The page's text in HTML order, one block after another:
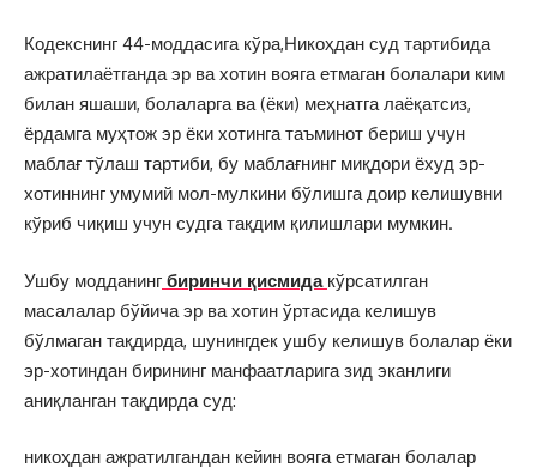
Кодекснинг 44-моддасига кўра,Никоҳдан суд тартибида
ажратилаётганда эр ва хотин вояга етмаган болалари ким
билан яшаши, болаларга ва (ёки) меҳнатга лаёқатсиз,
ёрдамга муҳтож эр ёки хотинга таъминот бериш учун
маблағ тўлаш тартиби, бу маблағнинг миқдори ёхуд эр-
хотиннинг умумий мол-мулкини бўлишга доир келишувни
кўриб чиқиш учун судга тақдим қилишлари мумкин.
Ушбу модданинг биринчи қисмида кўрсатилган
масалалар бўйича эр ва хотин ўртасида келишув
бўлмаган тақдирда, шунингдек ушбу келишув болалар ёки
эр-хотиндан бирининг манфаатларига зид эканлиги
аниқланган тақдирда суд:
никоҳдан ажратилгандан кейин вояга етмаган болалар